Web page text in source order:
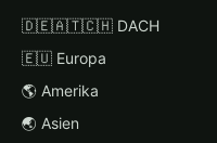
🇩🇪🇦🇹🇨🇭 DACH
🇪🇺 Europa
🌎 Amerika
🌏 Asien